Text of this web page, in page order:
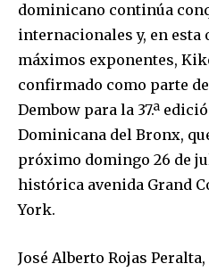
dominicano continúa
internacionales y, en esta
máximos exponentes,
confirmado como parte
Dembow para la 37.ª
Dominicana del Bronx,
próximo domingo 26 de
histórica avenida Grand
York.
José Alberto Rojas